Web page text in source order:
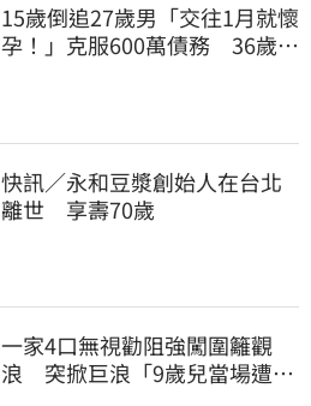
15歲倒追27歲男「交往1月就懷
孕！」克服600萬債務 36歲美
快訊／永和豆漿創始人在台北
離世 享壽70歲
一家4口無視勸阻強闖圍籬觀
浪 突掀巨浪「9歲兒當場遭捲